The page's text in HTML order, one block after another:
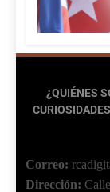
¿QUIÉNES
CURIOSIDADES
Correo:
Dirección: